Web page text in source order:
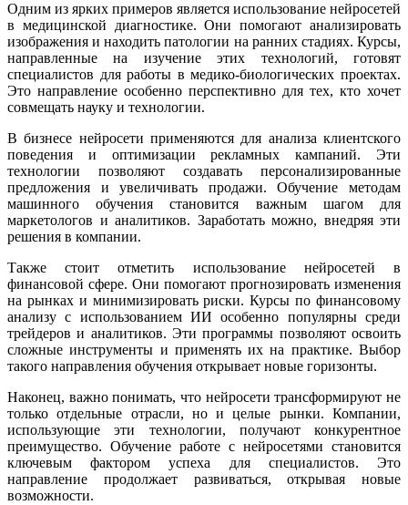
Одним из ярких примеров является использование нейросетей
в медицинской диагностике. Они помогают анализировать
изображения и находить патологии на ранних стадиях. Курсы,
направленные на изучение этих технологий, готовят
специалистов для работы в медико-биологических проектах.
Это направление особенно перспективно для тех, кто хочет
совмещать науку и технологии.
В бизнесе нейросети применяются для анализа клиентского
поведения и оптимизации рекламных кампаний. Эти
технологии позволяют создавать персонализированные
предложения и увеличивать продажи. Обучение методам
машинного обучения становится важным шагом для
маркетологов и аналитиков. Заработать можно, внедряя эти
решения в компании.
Также стоит отметить использование нейросетей в
финансовой сфере. Они помогают прогнозировать изменения
на рынках и минимизировать риски. Курсы по финансовому
анализу с использованием ИИ особенно популярны среди
трейдеров и аналитиков. Эти программы позволяют освоить
сложные инструменты и применять их на практике. Выбор
такого направления обучения открывает новые горизонты.
Наконец, важно понимать, что нейросети трансформируют не
только отдельные отрасли, но и целые рынки. Компании,
использующие эти технологии, получают конкурентное
преимущество. Обучение работе с нейросетями становится
ключевым фактором успеха для специалистов. Это
направление продолжает развиваться, открывая новые
возможности.